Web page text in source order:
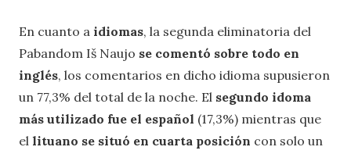
En cuanto a idiomas, la segunda eliminatoria del
Pabandom Iš Naujo se comentó sobre todo en
inglés, los comentarios en dicho idioma supusieron
un 77,3% del total de la noche. El segundo idoma
más utilizado fue el español (17,3%) mientras que
el lituano se situó en cuarta posición con solo un